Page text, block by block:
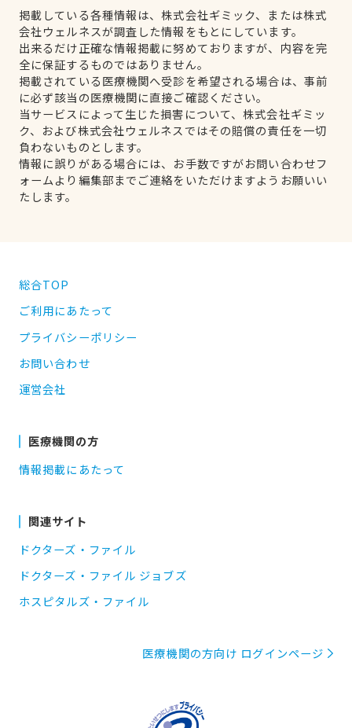
掲載している各種情報は、株式会社ギミック、または株式
会社ウェルネスが調査した情報をもとにしています。
出来るだけ正確な情報掲載に努めておりますが、内容を完
全に保証するものではありません。
掲載されている医療機関へ受診を希望される場合は、事前
に必ず該当の医療機関に直接ご確認ください。
当サービスによって生じた損害について、株式会社ギミッ
ク、および株式会社ウェルネスではその賠償の責任を一切
負わないものとします。
情報に誤りがある場合には、お手数ですがお問い合わせフ
ォームより編集部までご連絡をいただけますようお願いい
たします。
総合TOP
ご利用にあたって
プライバシーポリシー
お問い合わせ
運営会社
医療機関の方
情報掲載にあたって
関連サイト
ドクターズ・ファイル
ドクターズ・ファイル ジョブズ
ホスピタルズ・ファイル
医療機関の方向け ログインページ